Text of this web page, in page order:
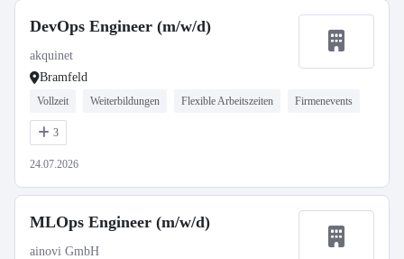
DevOps Engineer (m/w/d)
akquinet
Bramfeld
Vollzeit Weiterbildungen Flexible Arbeitszeiten Firmenevents
3
24.07.2026
MLOps Engineer (m/w/d)
ainovi GmbH